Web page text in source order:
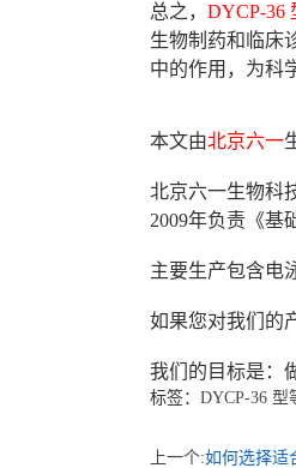
总之， DYCP-36
生物制药和临床
中的作用，为科
本文由北京六一
北京六一生物科
2009年负责《基
主要生产包含电
如果您对我们的
我们的目标是：
标签： DYCP-36 型
上一个:如何选择适